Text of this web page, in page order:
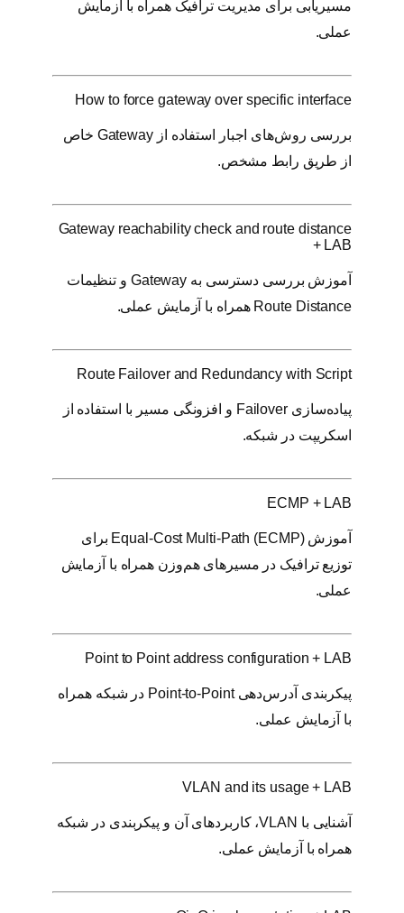
مسیریابی برای مدیریت ترافیک همراه با آزمایش
عملی.
How to force gateway over specific interface
بررسی روش‌های اجبار استفاده از Gateway خاص
از طریق رابط مشخص.
Gateway reachability check and route distance
+ LAB
آموزش بررسی دسترسی به Gateway و تنظیمات
Route Distance همراه با آزمایش عملی.
Route Failover and Redundancy with Script
پیاده‌سازی Failover و افزونگی مسیر با استفاده از
اسکریپت در شبکه.
ECMP + LAB
آموزش Equal-Cost Multi-Path (ECMP) برای
توزیع ترافیک در مسیرهای هم‌وزن همراه با آزمایش
عملی.
Point to Point address configuration + LAB
پیکربندی آدرس‌دهی Point-to-Point در شبکه همراه
با آزمایش عملی.
VLAN and its usage + LAB
آشنایی با VLAN، کاربردهای آن و پیکربندی در شبکه
همراه با آزمایش عملی.